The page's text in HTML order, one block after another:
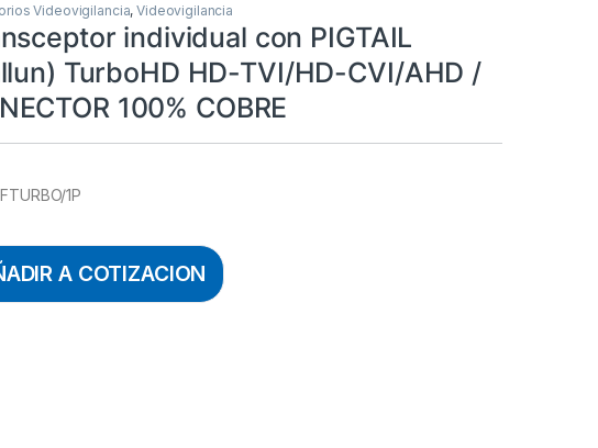
Videovigilancia,Videovigilancia
individual con PIGTAIL
TurboHD HD-TVI/HD-CVI/AHD /
100% COBRE
1P
A COTIZACION